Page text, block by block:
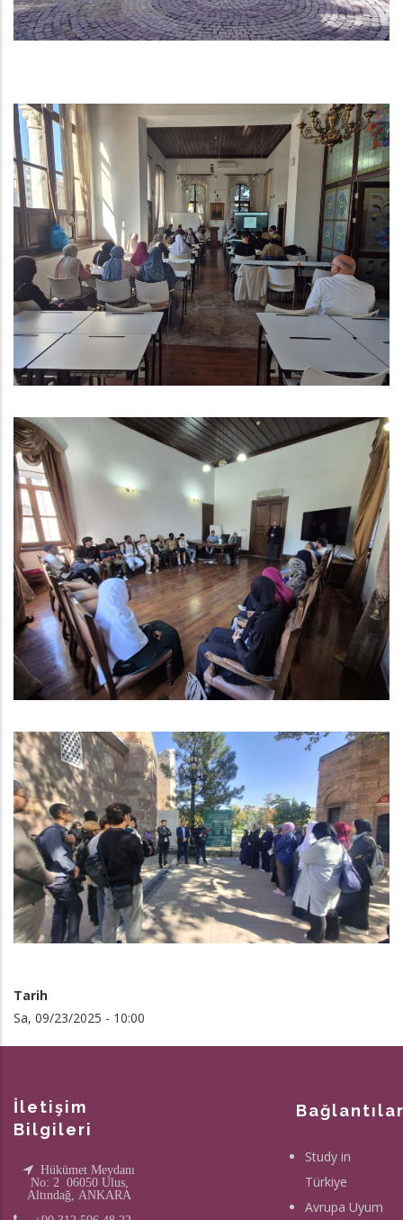
Tarih
Sa, 09/23/2025 - 10:00
İletişim
Bilgileri
Hükümet Meydanı
No: 2 06050 Ulus,
Altındağ, ANKARA
Study in
Türkiye
Avrupa Uyum